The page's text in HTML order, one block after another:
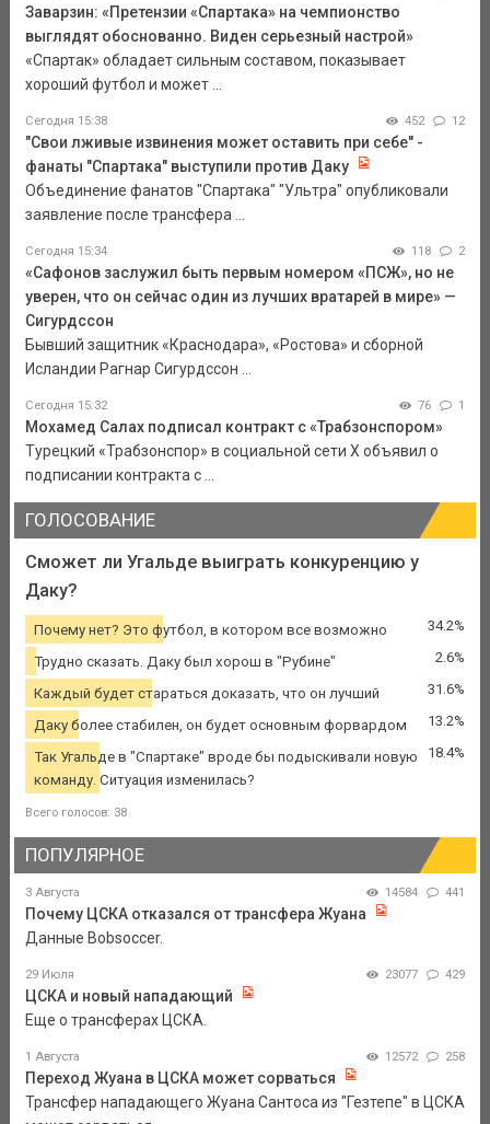
Заварзин: «Претензии «Спартака» на чемпионство
выглядят обоснованно. Виден серьезный настрой»
«Спартак» обладает сильным составом, показывает
хороший футбол и может ...
Сегодня 15:38 452 12
"Свои лживые извинения может оставить при себе" -
фанаты "Спартака" выступили против Даку
Объединение фанатов "Спартака" "Ультра" опубликовали
заявление после трансфера ...
Сегодня 15:34 118 2
«Сафонов заслужил быть первым номером «ПСЖ», но не
уверен, что он сейчас один из лучших вратарей в мире» —
Сигурдссон
Бывший защитник «Краснодара», «Ростова» и сборной
Исландии Рагнар Сигурдссон ...
Сегодня 15:32 76 1
Мохамед Салах подписал контракт с «Трабзонспором»
Турецкий «Трабзонспор» в социальной сети Х объявил о
подписании контракта с ...
ГОЛОСОВАНИЕ
Сможет ли Угальде выиграть конкуренцию у
Даку?
Почему нет? Это футбол, в котором все возможно 34.2%
Трудно сказать. Даку был хорош в "Рубине" 2.6%
Каждый будет стараться доказать, что он лучший 31.6%
Даку более стабилен, он будет основным форвардом 13.2%
Так Угальде в "Спартаке" вроде бы подыскивали новую
команду. Ситуация изменилась?
18.4%
Всего голосов: 38
ПОПУЛЯРНОЕ
3 Августа 14584 441
Почему ЦСКА отказался от трансфера Жуана
Данные Bobsoccer.
29 Июля 23077 429
ЦСКА и новый нападающий
Еще о трансферах ЦСКА.
1 Августа 12572 258
Переход Жуана в ЦСКА может сорваться
Трансфер нападающего Жуана Сантоса из "Гезтепе" в ЦСКА